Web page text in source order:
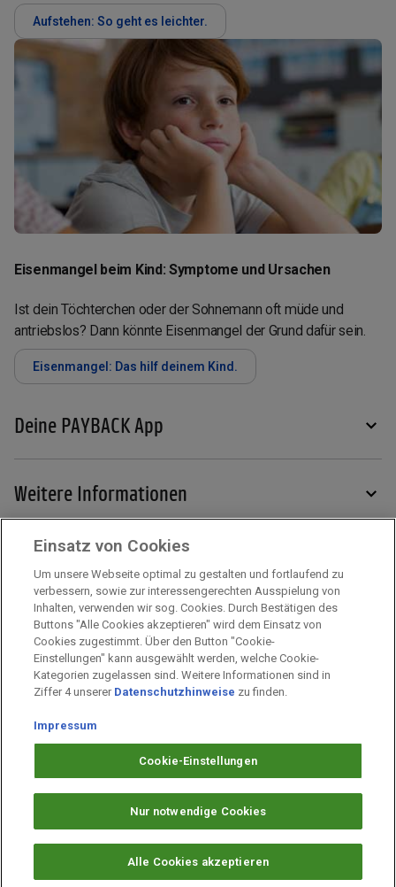
Aufstehen: So geht es leichter.
Eisenmangel beim Kind: Symptome und Ursachen
Ist dein Töchterchen oder der Sohnemann oft müde und
antriebslos? Dann könnte Eisenmangel der Grund dafür sein.
Eisenmangel: Das hilf deinem Kind.
Deine PAYBACK App
Weitere Informationen
Mehr zu PAYBACK
Impressum
Arbeiten bei PAYBACK
Datenschutz
Einsatz von Cookies
Um unsere Webseite optimal zu gestalten und fortlaufend zu
verbessern, sowie zur interessengerechten Ausspielung von
Inhalten, verwenden wir sog. Cookies. Durch Bestätigen des
Buttons "Alle Cookies akzeptieren" wird dem Einsatz von
Cookies zugestimmt. Über den Button "Cookie-
Einstellungen" kann ausgewählt werden, welche Cookie-
Kategorien zugelassen sind. Weitere Informationen sind in
Ziffer 4 unserer Datenschutzhinweise zu finden.
Impressum
Cookie-Einstellungen
Nur notwendige Cookies
Alle Cookies akzeptieren